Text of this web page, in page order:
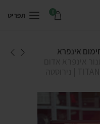
0 תפריט
אינפרא